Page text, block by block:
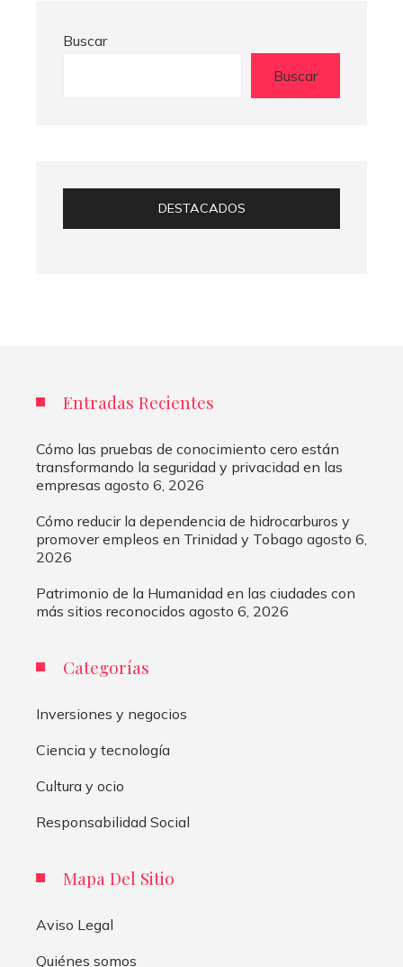
Buscar
Buscar
DESTACADOS
Entradas Recientes
Cómo las pruebas de conocimiento cero están
transformando la seguridad y privacidad en las
empresas agosto 6, 2026
Cómo reducir la dependencia de hidrocarburos y
promover empleos en Trinidad y Tobago agosto 6,
2026
Patrimonio de la Humanidad en las ciudades con
más sitios reconocidos agosto 6, 2026
Categorías
Inversiones y negocios
Ciencia y tecnología
Cultura y ocio
Responsabilidad Social
Mapa Del Sitio
Aviso Legal
Quiénes somos